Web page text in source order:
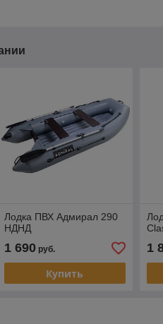
Лодка ПВХ Адмирал 290
НДНД
1 690руб.
Купить
1